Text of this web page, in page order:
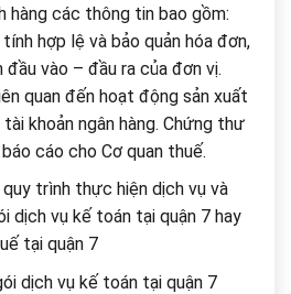
hàng các thông tin bao gồm:
hợp lệ và bảo quản hóa đơn,
vào – đầu ra của đơn vị.
quan đến hoạt động sản xuất
khoản ngân hàng. Chứng thư
cáo cho Cơ quan thuế.
trình thực hiện dịch vụ và
dịch vụ kế toán tại quận 7 hay
tại quận 7
dịch vụ kế toán tại quận 7